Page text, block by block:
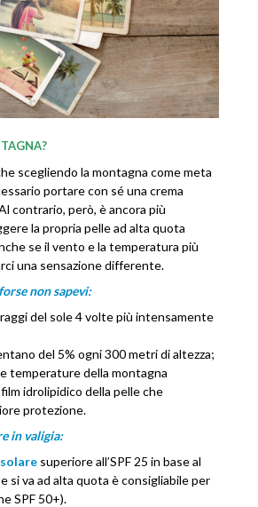
scegliendo la montagna come meta
portare con sé una crema
contrario, però, è ancora più
la propria pelle ad alta quota
se il vento e la temperatura più
una sensazione differente.
non sapevi:
del sole 4 volte più intensamente
del 5% ogni 300 metri di altezza;
temperature della montagna
idrolipidico della pelle che
protezione.
in valigia:
superiore all’SPF 25 in base al
si va ad alta quota è consigliabile per
SPF 50+).